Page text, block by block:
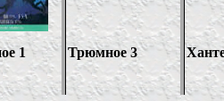
1 Трюмное 3